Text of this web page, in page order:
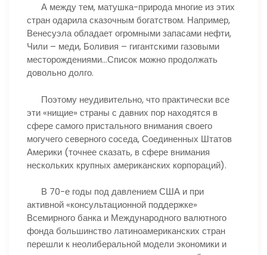
А между тем, матушка-природа многие из этих
стран одарила сказочным богатством. Например,
Венесуэла обладает огромными запасами нефти,
Чили – меди, Боливия – гигантскими газовыми
месторождениями…Список можно продолжать
довольно долго.
Поэтому неудивительно, что практически все
эти «нищие» страны с давних пор находятся в
сфере самого пристального внимания своего
могучего северного соседа, Соединенных Штатов
Америки (точнее сказать, в сфере внимания
нескольких крупных американских корпораций).
В 70-е годы под давлением США и при
активной «консультационной поддержке»
Всемирного банка и Международного валютного
фонда большинство латиноамериканских стран
перешли к неолиберальной модели экономики и